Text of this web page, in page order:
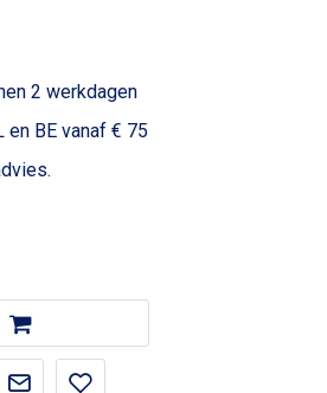
2 werkdagen
en BE vanaf € 75